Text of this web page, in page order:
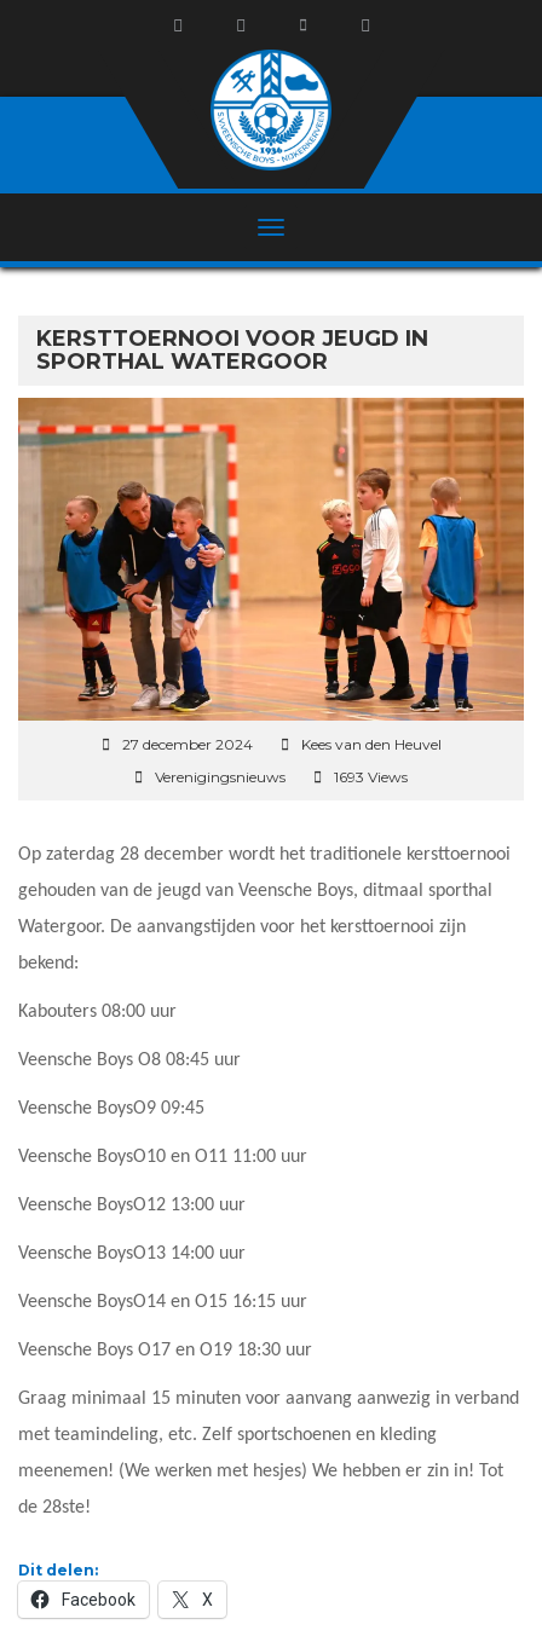
KERSTTOERNOOI VOOR JEUGD IN
SPORTHAL WATERGOOR
27 december 2024
Kees van den Heuvel
Verenigingsnieuws
1693 Views
Op zaterdag 28 december wordt het traditionele kersttoernooi
gehouden van de jeugd van Veensche Boys, ditmaal sporthal
Watergoor. De aanvangstijden voor het kersttoernooi zijn
bekend:
Kabouters 08:00 uur
Veensche Boys O8 08:45 uur
Veensche BoysO9 09:45
Veensche BoysO10 en O11 11:00 uur
Veensche BoysO12 13:00 uur
Veensche BoysO13 14:00 uur
Veensche BoysO14 en O15 16:15 uur
Veensche Boys O17 en O19 18:30 uur
Graag minimaal 15 minuten voor aanvang aanwezig in verband
met teamindeling, etc. Zelf sportschoenen en kleding
meenemen! (We werken met hesjes) We hebben er zin in! Tot
de 28ste!
Dit delen:
Facebook X